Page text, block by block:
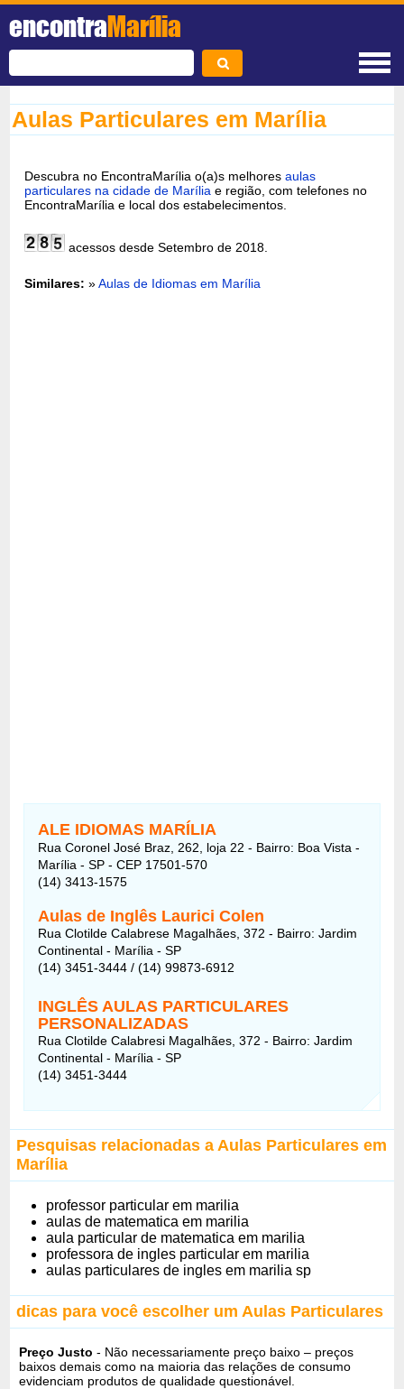
encontraMarília
Aulas Particulares em Marília
Descubra no EncontraMarília o(a)s melhoresaulas
particulares na cidade de Marília e região, com telefones no
EncontraMarília e local dos estabelecimentos.
acessos desde Setembro de 2018.
Similares: »Aulas de Idiomas em Marília
ALE IDIOMAS MARÍLIA
Rua Coronel José Braz, 262, loja 22 - Bairro: Boa Vista -
Marília - SP - CEP 17501-570
(14) 3413-1575
Aulas de Inglês Laurici Colen
Rua Clotilde Calabrese Magalhães, 372 - Bairro: Jardim
Continental - Marília - SP
(14) 3451-3444 / (14) 99873-6912
INGLÊS AULAS PARTICULARES
PERSONALIZADAS
Rua Clotilde Calabresi Magalhães, 372 - Bairro: Jardim
Continental - Marília - SP
(14) 3451-3444
Pesquisas relacionadas a Aulas Particulares em
Marília
professor particular em marilia
aulas de matematica em marilia
aula particular de matematica em marilia
professora de ingles particular em marilia
aulas particulares de ingles em marilia sp
dicas para você escolher um Aulas Particulares
Preço Justo - Não necessariamente preço baixo – preços
baixos demais como na maioria das relações de consumo
evidenciam produtos de qualidade questionável.